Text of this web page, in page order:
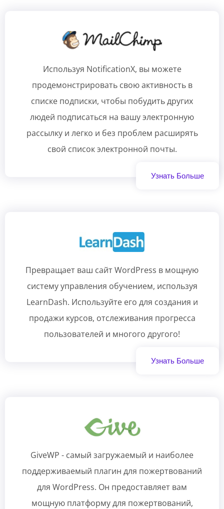
Используя NotificationX, вы можете
продемонстрировать свою активность в
списке подписки, чтобы побудить других
людей подписаться на вашу электронную
рассылку и легко и без проблем расширять
свой список электронной почты.
Узнать Больше
Превращает ваш сайт WordPress в мощную
систему управления обучением, используя
LearnDash. Используйте его для создания и
продажи курсов, отслеживания прогресса
пользователей и многого другого!
Узнать Больше
GiveWP - самый загружаемый и наиболее
поддерживаемый плагин для пожертвований
для WordPress. Он предоставляет вам
мощную платформу для пожертвований,